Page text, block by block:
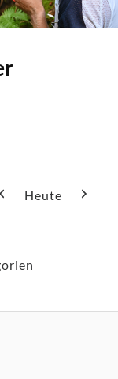
Zurück
Heute
Weiter